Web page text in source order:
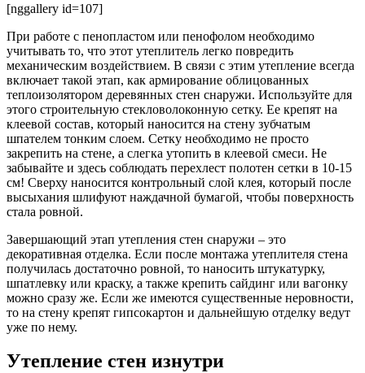
[nggallery id=107]
При работе с пенопластом или пенофолом необходимо
учитывать то, что этот утеплитель легко повредить
механическим воздействием. В связи с этим утепление всегда
включает такой этап, как армирование облицованных
теплоизолятором деревянных стен снаружи. Используйте для
этого строительную стекловолоконную сетку. Ее крепят на
клеевой состав, который наносится на стену зубчатым
шпателем тонким слоем. Сетку необходимо не просто
закрепить на стене, а слегка утопить в клеевой смеси. Не
забывайте и здесь соблюдать перехлест полотен сетки в 10-15
см! Сверху наносится контрольный слой клея, который после
высыхания шлифуют наждачной бумагой, чтобы поверхность
стала ровной.
Завершающий этап утепления стен снаружи – это
декоративная отделка. Если после монтажа утеплителя стена
получилась достаточно ровной, то наносить штукатурку,
шпатлевку или краску, а также крепить сайдинг или вагонку
можно сразу же. Если же имеются существенные неровности,
то на стену крепят гипсокартон и дальнейшую отделку ведут
уже по нему.
Утепление стен изнутри